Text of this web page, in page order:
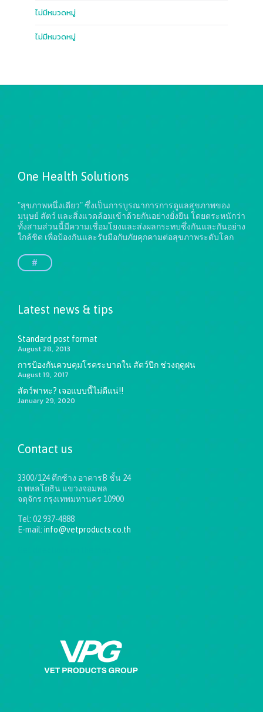
ไม่มีหมวดหมู่
ไม่มีหมวดหมู่
One Health Solutions
"สุขภาพหนึ่งเดียว" ซึ่งเป็นการบูรณาการการดูแลสุขภาพของ
มนุษย์ สัตว์ และสิ่งแวดล้อมเข้าด้วยกันอย่างยั่งยืนโดยตระหนักว่า
ทั้งสามส่วนนี้มีความเชื่อมโยงและส่งผลกระทบซึ่งกันและกันอย่าง
ใกล้ชิด เพื่อป้องกันและรับมือกับภัยคุกคามต่อสุขภาพระดับโลก
#
Latest news & tips
Standard post format
August 28, 2013
การป้องกันควบคุมโรคระบาดใน สัตว์ปีก ช่วงฤดูฝน
August 19, 2017
สัตว์พาหะ? เจอแบบนี้ไม่ดีแน่!!
January 29, 2020
Contact us
3300/124 ตึกช้าง อาคารB ชั้น 24
ถ.พหลโยธิน แขวงจอมพล
จตุจักร กรุงเทพมหานคร 10900
Tel: 02 937-4888
E-mail: info@vetproducts.co.th